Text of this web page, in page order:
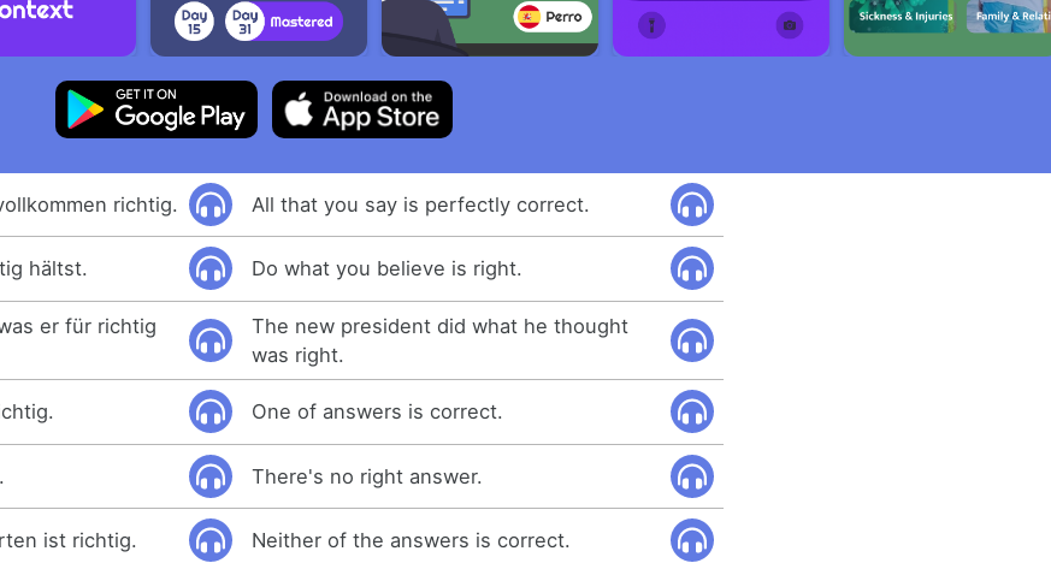
richtig. All that you say is perfectly correct.
hältst. Do what you believe is right.
er für richtig
The new president did what he thought
was right.
One of answers is correct.
There's no right answer.
ist richtig. Neither of the answers is correct.